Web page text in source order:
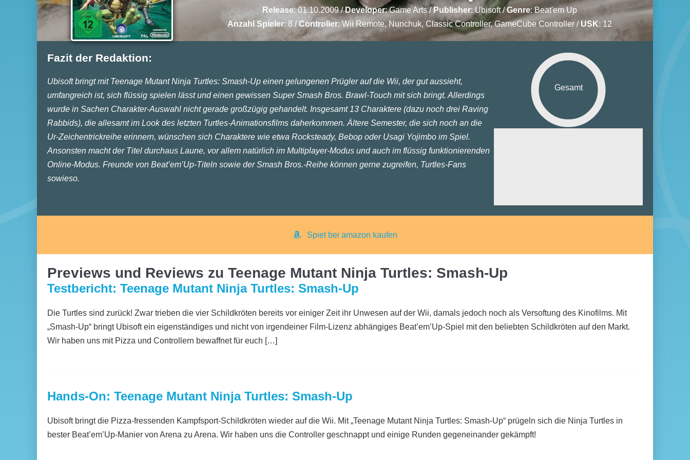
Release: 01.10.2009 /Developer:Game Arts/Publisher: Ubisoft/Genre: Beat'em Up
Anzahl Spieler: 8 /Controller: Wii Remote, Nunchuk, Classic Controller, GameCube Controller / USK: 12
Fazit der Redaktion:
Ubisoft bringt mit Teenage Mutant Ninja Turtles: Smash-Up einen gelungenen Prügler auf die Wii, der gut aussieht,
umfangreich ist, sich flüssig spielen lässt und einen gewissen Super Smash Bros. Brawl-Touch mit sich bringt. Allerdings
wurde in Sachen Charakter-Auswahl nicht gerade großzügig gehandelt. Insgesamt 13 Charaktere (dazu noch drei Raving
Rabbids), die allesamt im Look des letzten Turtles-Animationsfilms daherkommen. Ältere Semester, die sich noch an die
Ur-Zeichentrickreihe erinnern, wünschen sich Charaktere wie etwa Rocksteady, Bebop oder Usagi Yojimbo im Spiel.
Ansonsten macht der Titel durchaus Laune, vor allem natürlich im Multiplayer-Modus und auch im flüssig funktionierenden
Online-Modus. Freunde von Beat’em’Up-Titeln sowie der Smash Bros.-Reihe können gerne zugreifen, Turtles-Fans
sowieso.
Gesamt
Grafik:
Sound:
Steuerung:
Spiel bei amazon kaufen
Previews und Reviews zu Teenage Mutant Ninja Turtles: Smash-Up
Testbericht: Teenage Mutant Ninja Turtles: Smash-Up
Die Turtles sind zurück! Zwar trieben die vier Schildkröten bereits vor einiger Zeit ihr Unwesen auf der Wii, damals jedoch noch als Versoftung des Kinofilms. Mit
„Smash-Up“ bringt Ubisoft ein eigenständiges und nicht von irgendeiner Film-Lizenz abhängiges Beat’em’Up-Spiel mit den beliebten Schildkröten auf den Markt.
Wir haben uns mit Pizza und Controllern bewaffnet für euch […]
Hands-On: Teenage Mutant Ninja Turtles: Smash-Up
Ubisoft bringt die Pizza-fressenden Kampfsport-Schildkröten wieder auf die Wii. Mit „Teenage Mutant Ninja Turtles: Smash-Up“ prügeln sich die Ninja Turtles in
bester Beat’em’Up-Manier von Arena zu Arena. Wir haben uns die Controller geschnappt und einige Runden gegeneinander gekämpft!